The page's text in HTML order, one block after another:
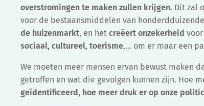
overstromingen te maken zullen krijgen. Dit zal
voor de bestaansmiddelen van
de huizenmarkt, en hetcreëert onzekerheid
sociaal, cultureel, toerisme,… om er maar een
We moeten meer mensen ervan bewust maken
getroffen en wat die gevolgen kunnen zijn. Hoe
geïdentificeerd, hoe meer druk er op onze